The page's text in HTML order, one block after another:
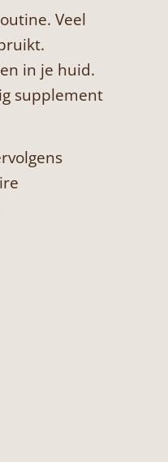
Veel
in je huid.
supplement